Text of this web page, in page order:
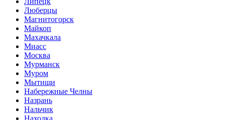
Люберцы
Магнитогорск
Майкоп
Махачкала
Миасс
Москва
Мурманск
Муром
Мытищи
Набережные Челны
Назрань
Нальчик
Находка